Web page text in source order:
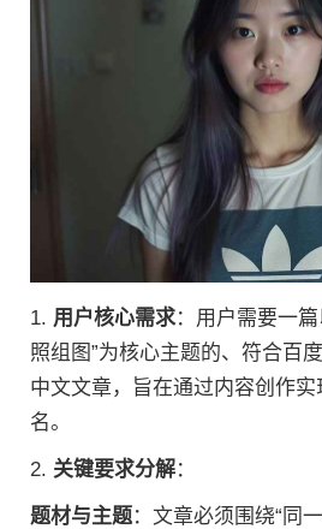
1. 用户核心需求：用户需要一
照组图”为核心主题的、符合百
中文文章，旨在通过内容创作
名。
2. 关键要求分解：
题材与主题：文章必须围绕“同